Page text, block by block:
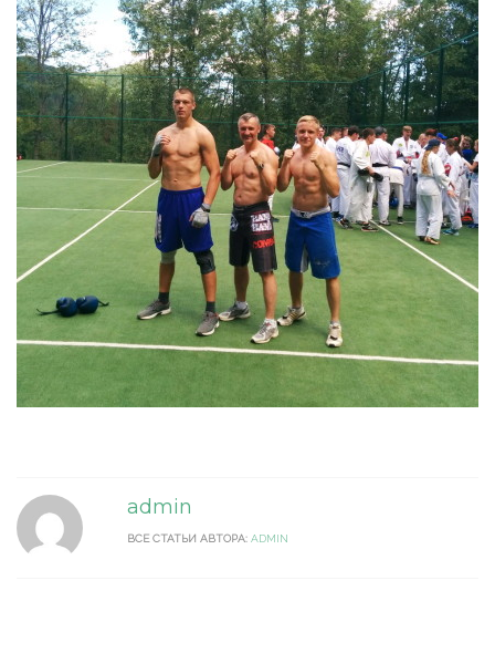
admin
ВСЕ СТАТЬИ АВТОРА: ADMIN